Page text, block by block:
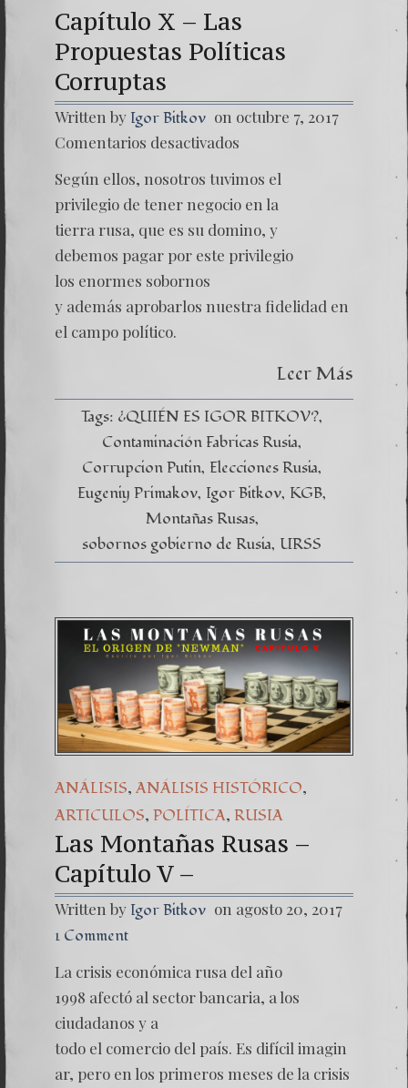
Capítulo X – Las
Propuestas Políticas
Corruptas
Written by Igor Bitkov on octubre 7, 2017
Comentarios desactivados
Según ellos, nosotros tuvimos el
privilegio de tener negocio en la
tierra rusa, que es su domino, y
debemos pagar por este privilegio
los enormes sobornos
y además aprobarlos nuestra fidelidad en
el campo político.
Leer Más
Tags: ¿QUIÉN ES IGOR BITKOV?
Contaminación Fabricas Rusia
Corrupcion Putin Elecciones Rusia
Eugeniy Primakov Igor Bitkov KGB
Montañas Rusas
sobornos gobierno de Rusia URSS
ANÁLISIS, ANÁLISIS HISTÓRICO,
ARTICULOS, POLÍTICA, RUSIA
Las Montañas Rusas –
Capítulo V –
Written by Igor Bitkov on agosto 20, 2017
1 Comment
La crisis económica rusa del año
1998 afectó al sector bancaria, a los
ciudadanos y a
todo el comercio del país. Es difícil imagin
ar, pero en los primeros meses de la crisis